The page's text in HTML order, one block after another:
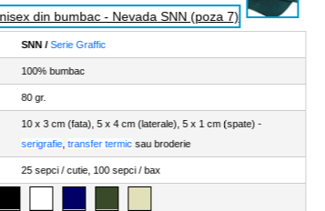
SNN /Serie Graffic
100% bumbac
80 gr.
10 x 3 cm (fata), 5 x 4 cm (laterale), 5 x 1 cm (spate) -
serigrafie,transfer termic sau broderie
25 sepci / cutie, 100 sepci / bax